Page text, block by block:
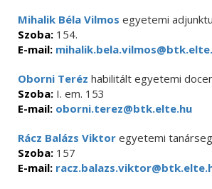
Mihalik Béla Vilmos egyetemi
Szoba: 154.
E-mail:
Oborni Teréz habilitált egyetemi
Szoba: I. em. 153
E-mail: oborni.terez@btk.elte.hu
Rácz Balázs Viktor egyetemi
Szoba: 157
E-mail: